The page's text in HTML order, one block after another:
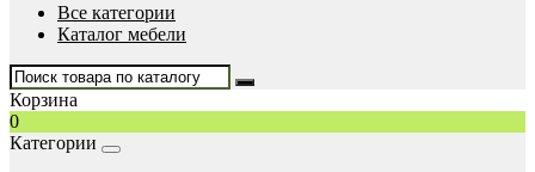
Все категории
Каталог мебели
Корзина
0
Категории